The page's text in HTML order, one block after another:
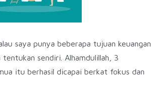
saya punya beberapa tujuan keuangan
tentukan sendiri. Alhamdulillah, 3
itu berhasil dicapai berkat fokus dan